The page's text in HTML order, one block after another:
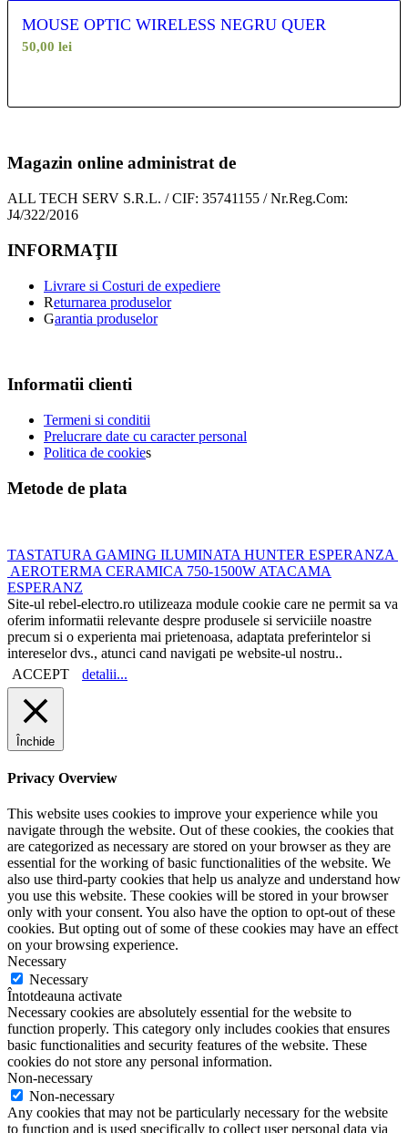
MOUSE OPTIC WIRELESS NEGRU QUER
50,00 lei
Magazin online administrat de
ALL TECH SERV S.R.L. / CIF: 35741155 / Nr.Reg.Com:
J4/322/2016
INFORMAŢII
Livrare si Costuri de expediere
Returnarea produselor
Garantia produselor
Informatii clienti
Termeni si conditii
Prelucrare date cu caracter personal
Politica de cookies
Metode de plata
TASTATURA GAMING ILUMINATA HUNTER ESPERANZA
AEROTERMA CERAMICA 750-1500W ATACAMA
ESPERANZ
Site-ul rebel-electro.ro utilizeaza module cookie care ne permit sa va
oferim informatii relevante despre produsele si serviciile noastre
precum si o experienta mai prietenoasa, adaptata preferintelor si
intereselor dvs., atunci cand navigati pe website-ul nostru..
ACCEPT
detalii...
Închide
Privacy Overview
This website uses cookies to improve your experience while you
navigate through the website. Out of these cookies, the cookies that
are categorized as necessary are stored on your browser as they are
essential for the working of basic functionalities of the website. We
also use third-party cookies that help us analyze and understand how
you use this website. These cookies will be stored in your browser
only with your consent. You also have the option to opt-out of these
cookies. But opting out of some of these cookies may have an effect
on your browsing experience.
Necessary
Necessary
Întotdeauna activate
Necessary cookies are absolutely essential for the website to
function properly. This category only includes cookies that ensures
basic functionalities and security features of the website. These
cookies do not store any personal information.
Non-necessary
Non-necessary
Any cookies that may not be particularly necessary for the website
to function and is used specifically to collect user personal data via